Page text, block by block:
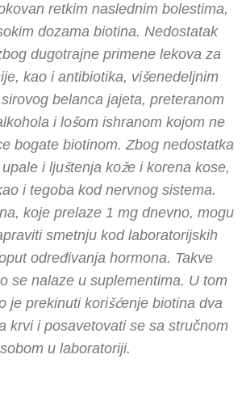
retkim naslednim bolestima,
dozama biotina. Nedostatak
dugotrajne primene lekova za
kao i antibiotika, višenedeljnim
belanca jajeta, preteranom
i lošom ishranom kojom ne
bogate biotinom. Zbog nedostatka
i ljuštenja kože i korena kose,
i tegoba kod nervnog sistema.
koje prelaze 1 mg dnevno, mogu
smetnju kod laboratorijskih
određivanja hormona. Takve
se nalaze u suplementima. U tom
je prekinuti korišćenje biotina dva
krvi i posavetovati se sa stručnom
u laboratoriji.